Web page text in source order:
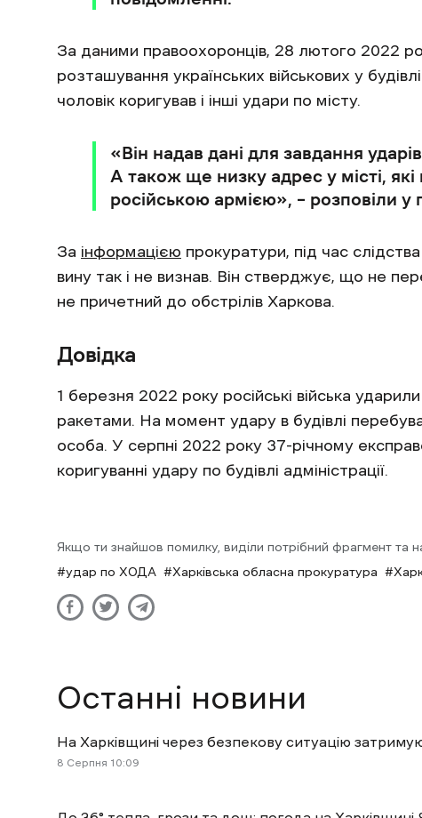
За даними правоохоронців, 28 лютого 2022
розташування українських військових у
чоловік коригував і інші удари по місту.
«Він надав дані для завдання
А також ще низку адрес у місті,
російською армією», – розповіли у
За інформацією прокуратури, під час
вину так і не визнав. Він стверджує, що не
не причетний до обстрілів Харкова.
Довідка
1 березня 2022 року російські війська
ракетами. На момент удару в будівлі
особа. У серпні 2022 року 37-річному
коригуванні удару по будівлі адміністрації.
Якщо ти знайшов помилку, виділи потрібний фрагмент та
удар по ХОДА
Харківська обласна прокуратура
Останні новини
На Харківщині через безпекову ситуацію
8 Cерпня 10:09